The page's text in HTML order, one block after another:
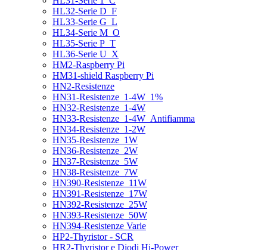
HL32-Serie D_F
HL33-Serie G_L
HL34-Serie M_O
HL35-Serie P_T
HL36-Serie U_X
HM2-Raspberry Pi
HM31-shield Raspberry Pi
HN2-Resistenze
HN31-Resistenze_1-4W_1%
HN32-Resistenze_1-4W
HN33-Resistenze_1-4W_Antifiamma
HN34-Resistenze_1-2W
HN35-Resistenze_1W
HN36-Resistenze_2W
HN37-Resistenze_5W
HN38-Resistenze_7W
HN390-Resistenze_11W
HN391-Resistenze_17W
HN392-Resistenze_25W
HN393-Resistenze_50W
HN394-Resistenze Varie
HP2-Thyristor - SCR
HR2-Thyristor e Diodi Hi-Power